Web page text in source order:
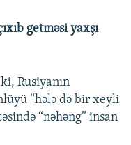
getməsi yaxşı
Rusiyanın
“hələ də bir xeyli
“nəhəng” insan